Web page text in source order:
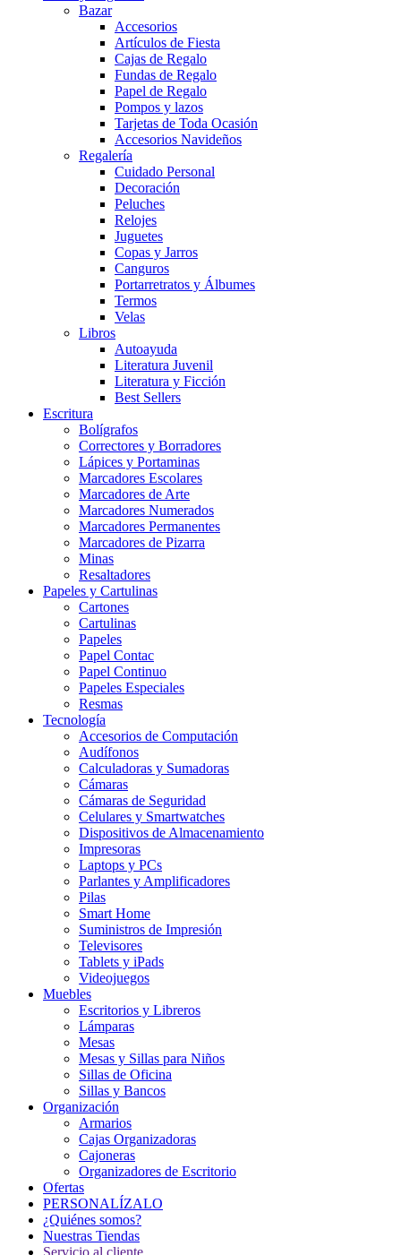
Bazar
Accesorios
Artículos de Fiesta
Cajas de Regalo
Fundas de Regalo
Papel de Regalo
Pompos y lazos
Tarjetas de Toda Ocasión
Accesorios Navideños
Regalería
Cuidado Personal
Decoración
Peluches
Relojes
Juguetes
Copas y Jarros
Canguros
Portarretratos y Álbumes
Termos
Velas
Libros
Autoayuda
Literatura Juvenil
Literatura y Ficción
Best Sellers
Escritura
Bolígrafos
Correctores y Borradores
Lápices y Portaminas
Marcadores Escolares
Marcadores de Arte
Marcadores Numerados
Marcadores Permanentes
Marcadores de Pizarra
Minas
Resaltadores
Papeles y Cartulinas
Cartones
Cartulinas
Papeles
Papel Contac
Papel Continuo
Papeles Especiales
Resmas
Tecnología
Accesorios de Computación
Audífonos
Calculadoras y Sumadoras
Cámaras
Cámaras de Seguridad
Celulares y Smartwatches
Dispositivos de Almacenamiento
Impresoras
Laptops y PCs
Parlantes y Amplificadores
Pilas
Smart Home
Suministros de Impresión
Televisores
Tablets y iPads
Videojuegos
Muebles
Escritorios y Libreros
Lámparas
Mesas
Mesas y Sillas para Niños
Sillas de Oficina
Sillas y Bancos
Organización
Armarios
Cajas Organizadoras
Cajoneras
Organizadores de Escritorio
Ofertas
PERSONALÍZALO
¿Quiénes somos?
Nuestras Tiendas
Servicio al cliente